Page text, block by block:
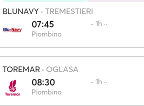
BLUNAVY · TREMESTIERI
07:45
Piombino
·· 1h ··
TOREMAR · OGLASA
08:30
Piombino
·· 1h ··